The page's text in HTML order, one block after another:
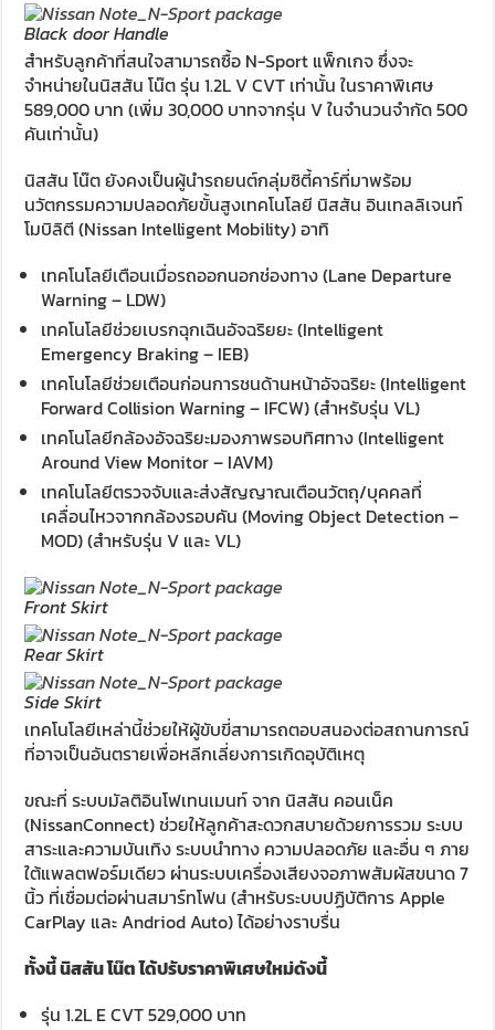
Black door Handle
สำหรับลูกค้าที่สนใจสามารถซื้อ N-Sport แพ็กเกจ ซึ่งจะ
จำหน่ายในนิสสัน โน๊ต รุ่น 1.2L V CVT เท่านั้น ในราคาพิเศษ
589,000 บาท (เพิ่ม 30,000 บาทจากรุ่น V ในจำนวนจำกัด 500
คันเท่านั้น)
นิสสัน โน๊ต ยังคงเป็นผู้นำรถยนต์กลุ่มซิตี้คาร์ที่มาพร้อม
นวัตกรรมความปลอดภัยขั้นสูงเทคโนโลยี นิสสัน อินเทลลิเจนท์
โมบิลิตี (Nissan Intelligent Mobility) อาทิ
เทคโนโลยีเตือนเมื่อรถออกนอกช่องทาง (Lane Departure
Warning – LDW)
เทคโนโลยีช่วยเบรกฉุกเฉินอัจฉริยยะ (Intelligent
Emergency Braking – IEB)
เทคโนโลยีช่วยเตือนก่อนการชนด้านหน้าอัจฉริยะ (Intelligent
Forward Collision Warning – IFCW) (สำหรับรุ่น VL)
เทคโนโลยีกล้องอัจฉริยะมองภาพรอบทิศทาง (Intelligent
Around View Monitor – IAVM)
เทคโนโลยีตรวจจับและส่งสัญญาณเตือนวัตถุ/บุคคลที่
เคลื่อนไหวจากกล้องรอบคัน (Moving Object Detection –
MOD) (สำหรับรุ่น V และ VL)
Front Skirt
Rear Skirt
Side Skirt
เทคโนโลยีเหล่านี้ช่วยให้ผู้ขับขี่สามารถตอบสนองต่อสถานการณ์
ที่อาจเป็นอันตรายเพื่อหลีกเลี่ยงการเกิดอุบัติเหตุ
ขณะที่ ระบบมัลติอินโฟเทนเมนท์ จาก นิสสัน คอนเน็ค
(NissanConnect) ช่วยให้ลูกค้าสะดวกสบายด้วยการรวม ระบบ
สาระและความบันเทิง ระบบนำทาง ความปลอดภัย และอื่น ๆ ภาย
ใต้แพลตฟอร์มเดียว ผ่านระบบเครื่องเสียงจอภาพสัมผัสขนาด 7
นิ้ว ที่เชื่อมต่อผ่านสมาร์ทโฟน (สำหรับระบบปฏิบัติการ Apple
CarPlay และ Andriod Auto) ได้อย่างราบรื่น
ทั้งนี้ นิสสัน โน๊ต ได้ปรับราคาพิเศษใหม่ดังนี้
รุ่น 1.2L E CVT 529,000 บาท